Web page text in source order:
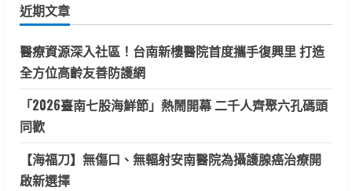
字:
近期文章
醫療資源深入社區！台南新樓醫院首度攜手復興里 打造
全方位高齡友善防護網
「2026臺南七股海鮮節」熱鬧開幕 二千人齊聚六孔碼頭
同歡
【海福刀】無傷口、無輻射安南醫院為攝護腺癌治療開
啟新選擇